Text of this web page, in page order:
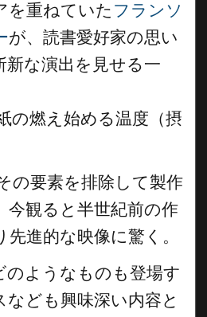
を重ねていた フランソ
が、読書愛好家の思い
新な演出を見せる一
の燃え始める温度（摂
の要素を排除して製作
今観ると半世紀前の作
進的な映像に驚く。
のようなものも登場す
なども興味深い内容と